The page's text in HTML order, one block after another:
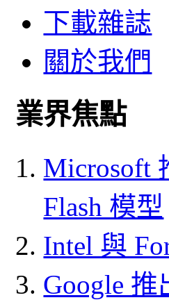
下載雜誌
關於我們
業界焦點
Microsoft
Flash 模型
Intel 與
Google 推